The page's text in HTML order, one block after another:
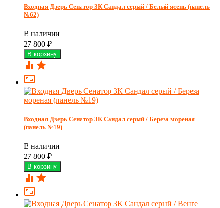
Входная Дверь Сенатор 3К Сандал серый / Белый ясень (панель
№62)
В наличии
27 800 ₽
 

Входная Дверь Сенатор 3К Сандал серый / Береза мореная
(панель №19)
В наличии
27 800 ₽
 
